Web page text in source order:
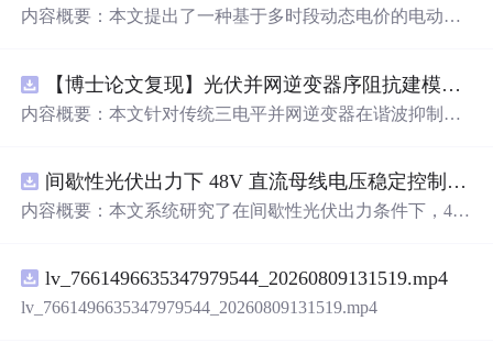
内容概要：本文提出了一种基于多时段动态电价的电动汽
充电对电网造成的峰谷负荷压力，通过设计科学的多时段
动态电价机制，引导用户在电网负荷低谷时段充电，从而
成本最低化为双重目标的优化模型，结合实际用电数据开
展仿真分析，结果表明该策略能显著降低电网峰谷差，提
高电力系统的经济性与运行效率。该资源属于“博士论文复
有较强的理论深度与应用价值。; 适合人群：具备一定电力
系统基础知识和Matlab编程能力，从事新能源、智能电
网、电动汽车等领域研究的研究生、科研人员及工程技术
【博士论文复现】光伏并网逆变器序阻抗建模、扫频辨识与弱电网交互稳定性分析【阻抗建模、验证扫频法】（Matlab代码、Simulink仿真实现）
内容概要：本文针对传统三电平并网逆变器在谐波抑制、
略。通过融合双极性倍频脉宽调制（DPWMA）、正负序
分离锁相技术与电网电压前馈控制，构建“精准同步-扰动
供优良的硬件基础；DPWMA调制在不增加器件开关频率
的前提下显著提升等效开关频率，优化并网波形质量；正
负序分离锁相技术有效隔离电网负序扰动，保障不平衡工
间歇性光伏出力下 48V 直流母线电压稳定控制及储能双向充放电闭环调控体系研究（Simulink仿真实现）
内容概要：本文系统研究了在间歇性光伏出力条件下，48
仿真模型，涵盖PV光伏阵列、Boost DC-DC变换器、负
载、双向DC-DC变换器与锂离子电池系统，重点实现光伏
lv_7661496635347979544_20260809131519.mp4
lv_7661496635347979544_20260809131519.mp4